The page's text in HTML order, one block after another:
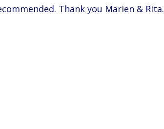
Thank you Marien & Rita.